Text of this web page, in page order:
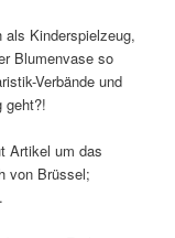
Kinderspielzeug,
Blumenvase so
Verbände und
geht?!
Artikel um das
von Brüssel;